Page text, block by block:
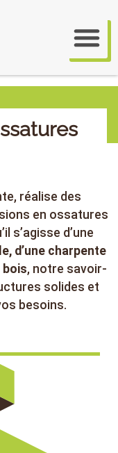
réalise des
en ossatures
s’agisse d’une
d’une charpente
, notre savoir-
solides et
besoins.